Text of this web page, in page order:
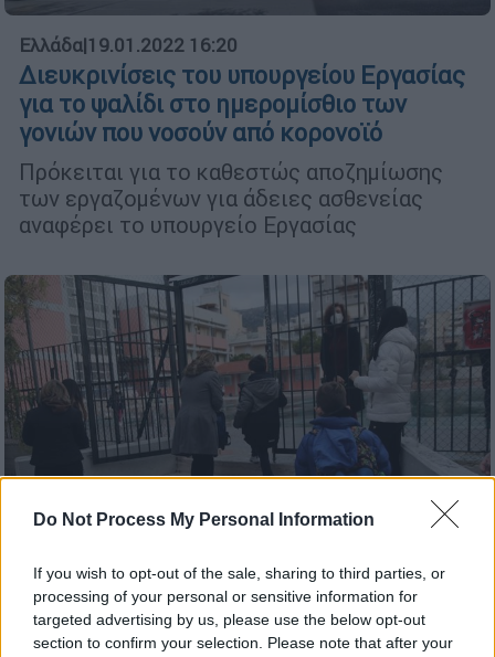
Do Not Process My Personal Information
If you wish to opt-out of the sale, sharing to third parties, or
processing of your personal or sensitive information for
targeted advertising by us, please use the below opt-out
section to confirm your selection. Please note that after your
Ελλάδα|19.01.2022 16:20
Διευκρινίσεις του υπουργείου Εργασίας
για το ψαλίδι στο ημερομίσθιο των
γονιών που νοσούν από κορονοϊό
Πρόκειται για το καθεστώς αποζημίωσης
των εργαζομένων για άδειες ασθενείας
αναφέρει το υπουργείο Εργασίας
Ελλάδα|19.01.2022 12:57